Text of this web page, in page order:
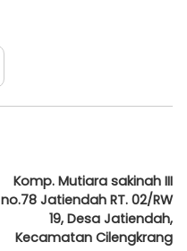
Komp. Mutiara sakinah III
no.78 Jatiendah RT. 02/RW
19, Desa Jatiendah,
Kecamatan Cilengkrang